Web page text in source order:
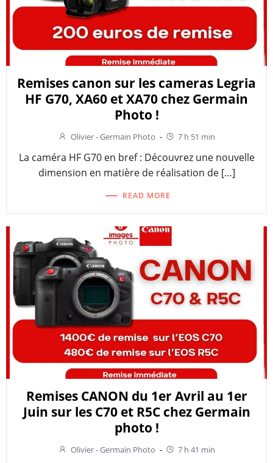
Remises canon sur les cameras Legria
HF G70, XA60 et XA70 chez Germain
Photo !
Olivier - Germain Photo - 7 h 51 min
La caméra HF G70 en bref : Découvrez une nouvelle
dimension en matière de réalisation de […]
READ MORE
Remises CANON du 1er Avril au 1er
Juin sur les C70 et R5C chez Germain
photo !
Olivier - Germain Photo - 7 h 41 min